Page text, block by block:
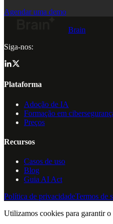
Agendar uma demo
Brain
Siga-nos:
Plataforma
Adoção de IA
Formação em
Preços
Recursos
Casos de uso
Blog
Guia AI Act
Política de privacidadeTermos de
Utilizamos cookies para garantir